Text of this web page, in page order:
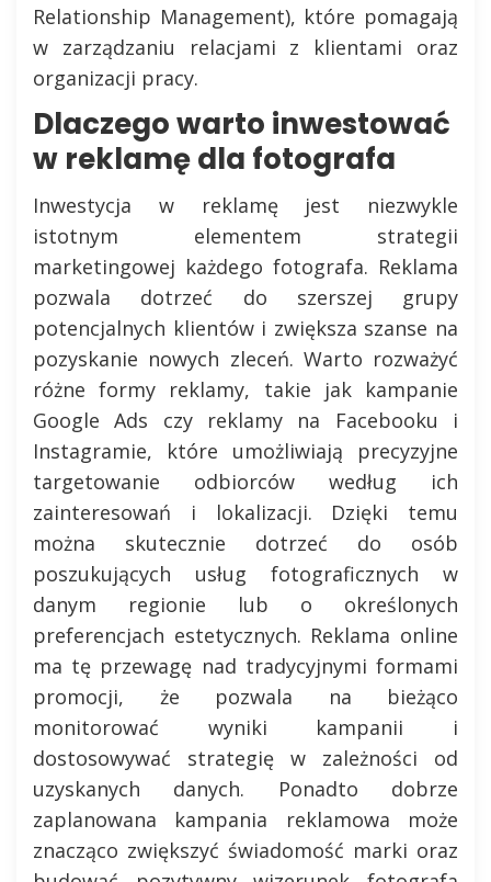
Relationship Management), które pomagają
w zarządzaniu relacjami z klientami oraz
organizacji pracy.
Dlaczego warto inwestować
w reklamę dla fotografa
Inwestycja w reklamę jest niezwykle
istotnym elementem strategii
marketingowej każdego fotografa. Reklama
pozwala dotrzeć do szerszej grupy
potencjalnych klientów i zwiększa szanse na
pozyskanie nowych zleceń. Warto rozważyć
różne formy reklamy, takie jak kampanie
Google Ads czy reklamy na Facebooku i
Instagramie, które umożliwiają precyzyjne
targetowanie odbiorców według ich
zainteresowań i lokalizacji. Dzięki temu
można skutecznie dotrzeć do osób
poszukujących usług fotograficznych w
danym regionie lub o określonych
preferencjach estetycznych. Reklama online
ma tę przewagę nad tradycyjnymi formami
promocji, że pozwala na bieżąco
monitorować wyniki kampanii i
dostosowywać strategię w zależności od
uzyskanych danych. Ponadto dobrze
zaplanowana kampania reklamowa może
znacząco zwiększyć świadomość marki oraz